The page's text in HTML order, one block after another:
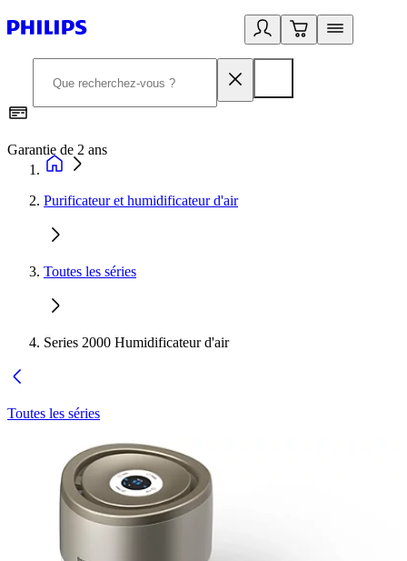
Garantie de 2 ans
Purificateur et humidificateur d'air
Toutes les séries
Series 2000 Humidificateur d'air
Toutes les séries